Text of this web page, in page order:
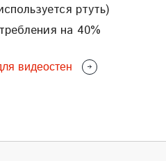
ртуть)
на 40%
видеостен